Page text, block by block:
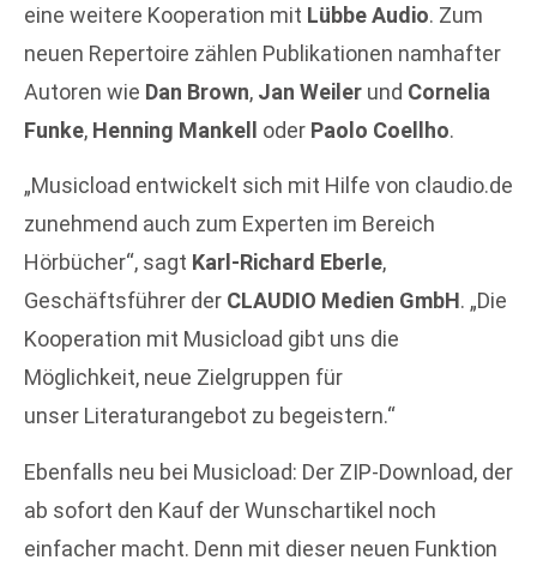
eine weitere Kooperation mit Lübbe Audio. Zum
neuen Repertoire zählen Publikationen namhafter
Autoren wie Dan Brown, Jan Weiler und Cornelia
Funke, Henning Mankell oder Paolo Coellho.
„Musicload entwickelt sich mit Hilfe von claudio.de
zunehmend auch zum Experten im Bereich
Hörbücher“, sagt Karl-Richard Eberle,
Geschäftsführer der CLAUDIO Medien GmbH. „Die
Kooperation mit Musicload gibt uns die
Möglichkeit, neue Zielgruppen für
unser Literaturangebot zu begeistern.“
Ebenfalls neu bei Musicload: Der ZIP-Download, der
ab sofort den Kauf der Wunschartikel noch
einfacher macht. Denn mit dieser neuen Funktion